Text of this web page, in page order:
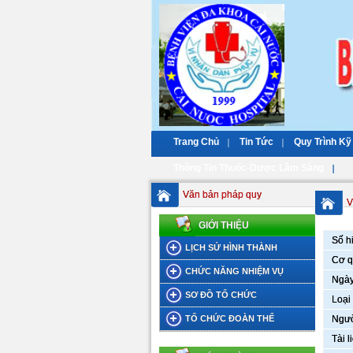
Trang Chủ Tin Tức Quy Trình
Văn bản pháp quy
GIỚI THIỆU
LỊCH SỬ HÌNH THÀNH
CHỨC NĂNG NHIỆM VỤ
SƠ ĐỒ TỔ CHỨC
TỔ CHỨC ĐOÀN THỂ
Số
Cơ
Loại
Tài